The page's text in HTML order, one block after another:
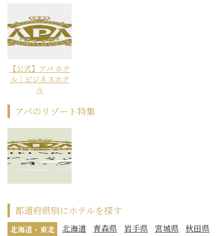
【公式】アパ ホテ
ル｜ビジネスホテ
ル
アパのリゾート特集
都道府県別にホテルを探す
北海道・東北 北海道 青森県 岩手県 宮城県
秋田県